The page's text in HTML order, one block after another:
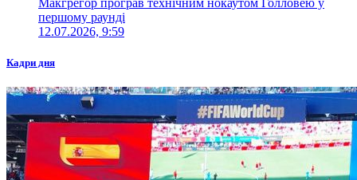
Макгрегор програв технічним нокаутом Голловею у
першому раунді
12.07.2026, 9:59
Кадри дня